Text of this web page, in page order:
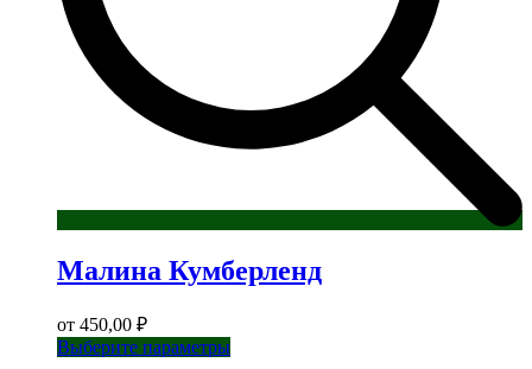
Малина Кумберленд
от 450,00 ₽
Выберите параметрыЭтот